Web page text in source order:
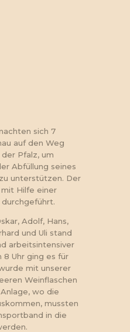
sich 7
auf den Weg
Pfalz, um
Abfüllung seines
unterstützen. Der
Hilfe einer
Adolf, Hans,
und Uli stand
arbeitsintensiver
8 Uhr ging es für
mit unserer
Weinflaschen
wo die
mussten
in die